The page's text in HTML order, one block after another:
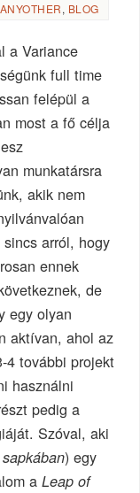
ANYOTHER, BLOG
a Variance
full time
felépül a
most a fő célja
munkatársra
akik nem
arról, hogy
ennek
de
egy olyan
aktívan, ahol az
4 további projekt
használni
pedig a
Szóval, aki
) egy
aLeap of